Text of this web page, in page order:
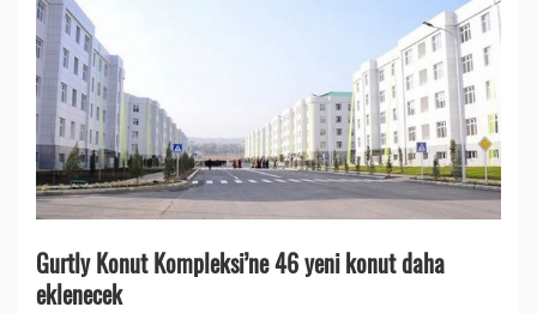
Gurtly Konut Kompleksi’ne 46 yeni konut daha
eklenecek